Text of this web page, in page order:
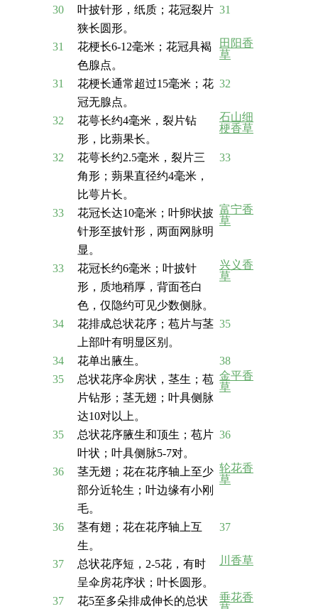
30
叶披针形，纸质；花冠裂片
狭长圆形。
31
31
花梗长6-12毫米；花冠具褐
色腺点。
田阳香
草
31
花梗长通常超过15毫米；花
冠无腺点。
32
32
花萼长约4毫米，裂片钻
形，比蒴果长。
石山细
梗香草
32
花萼长约2.5毫米，裂片三
角形；蒴果直径约4毫米，
比萼片长。
33
33
花冠长达10毫米；叶卵状披
针形至披针形，两面网脉明
显。
富宁香
草
33
花冠长约6毫米；叶披针
形，质地稍厚，背面苍白
色，仅隐约可见少数侧脉。
兴义香
草
34
花排成总状花序；苞片与茎
上部叶有明显区别。
35
34 花单出腋生。
38
35
总状花序伞房状，茎生；苞
片钻形；茎无翅；叶具侧脉
达10对以上。
金平香
草
35
总状花序腋生和顶生；苞片
叶状；叶具侧脉5-7对。
36
36
茎无翅；花在花序轴上至少
部分近轮生；叶边缘有小刚
毛。
轮花香
草
36
茎有翅；花在花序轴上互
生。
37
37
总状花序短，2-5花，有时
呈伞房花序状；叶长圆形。
川香草
37
花5至多朵排成伸长的总状
垂花香